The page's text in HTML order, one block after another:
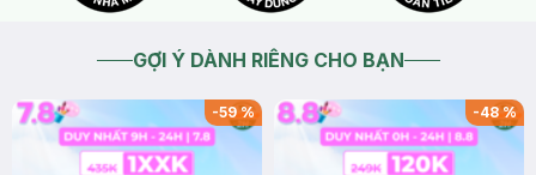
GỢI Ý DÀNH RIÊNG CHO BẠN
-59% -48%